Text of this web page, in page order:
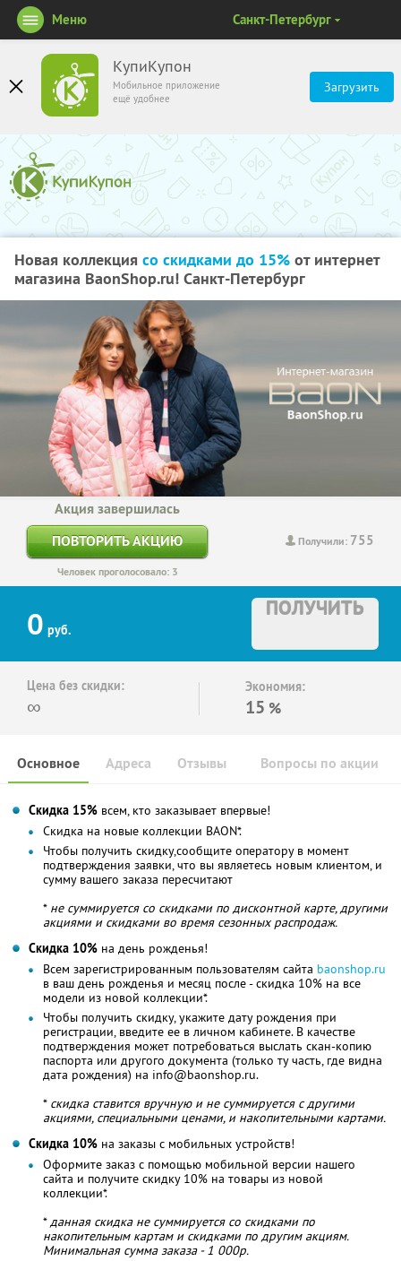
КупиКупон
Мобильное приложение
ещё удобнее
Загрузить
Меню Санкт-Петербург
Новая коллекция со скидками до 15% от интернет
магазина BaonShop.ru! Санкт-Петербург
Получили: 755
Акция завершилась
ПОВТОРИТЬ АКЦИЮ
Человек проголосовало: 3
0 руб.
ПОЛУЧИТЬ
Цена без скидки:
∞
Экономия:
15 %
Основное Отзывы Вопросы по акции
Адреса
Скидка 15% всем, кто заказывает впервые!
Скидка на новые коллекции BAON*.
Чтобы получить скидку,сообщите оператору в момент
подтверждения заявки, что вы являетесь новым клиентом, и
сумму вашего заказа пересчитают
* не суммируется со скидками по дисконтной карте, другими
акциями и скидками во время сезонных распродаж.
Скидка 10% на день рожденья!
Всем зарегистрированным пользователям сайта baonshop.ru
в ваш день рожденья и месяц после - скидка 10% на все
модели из новой коллекции*.
Чтобы получить скидку, укажите дату рождения при
регистрации, введите ее в личном кабинете. В качестве
подтверждения может потребоваться выслать скан-копию
паспорта или другого документа (только ту часть, где видна
дата рождения) на info@baonshop.ru.
* скидка ставится вручную и не суммируется с другими
акциями, специальными ценами, и накопительными картами.
Скидка 10% на заказы с мобильных устройств!
Оформите заказ с помощью мобильной версии нашего
сайта и получите скидку 10% на товары из новой
коллекции*.
*данная скидка не суммируется со скидками по
накопительным картам и скидками по другим акциям.
Минимальная сумма заказа - 1 000р.